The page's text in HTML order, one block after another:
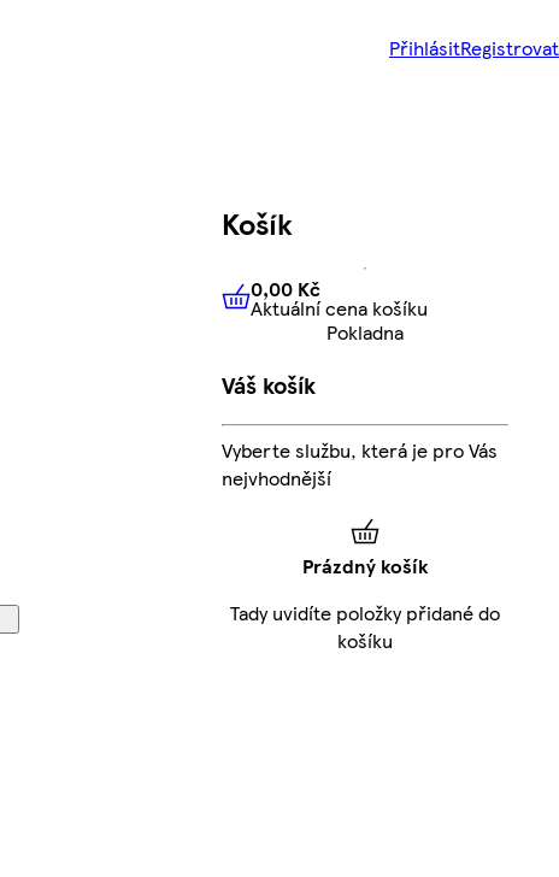
PřihlásitRegistrovat
Košík
0,00 KčAktuální cena košíku
0,00 Kč
Aktuální cena košíku
Pokladna
Váš košík
Vyberte službu, která je pro Vás
nejvhodnější
Prázdný košík
Tady uvidíte položky přidané do
košíku